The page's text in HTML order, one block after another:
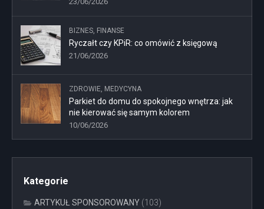
BIZNES, FINANSE
Ryczałt czy KPiR: co omówić z księgową
21/06/2026
ZDROWIE, MEDYCYNA
Parkiet do domu do spokojnego wnętrza: jak
nie kierować się samym kolorem
10/06/2026
Kategorie
ARTYKUŁ SPONSOROWANY (103)